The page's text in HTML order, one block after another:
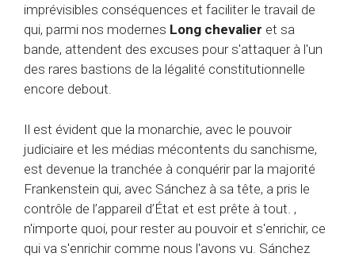
imprévisibles conséquences et faciliter le travail de
qui, parmi nos modernes Long chevalier et sa
bande, attendent des excuses pour s'attaquer à l'un
des rares bastions de la légalité constitutionnelle
encore debout.
Il est évident que la monarchie, avec le pouvoir
judiciaire et les médias mécontents du sanchisme,
est devenue la tranchée à conquérir par la majorité
Frankenstein qui, avec Sánchez à sa tête, a pris le
contrôle de l’appareil d’État et est prête à tout. ,
n'importe quoi, pour rester au pouvoir et s'enrichir, ce
qui va s'enrichir comme nous l'avons vu. Sánchez